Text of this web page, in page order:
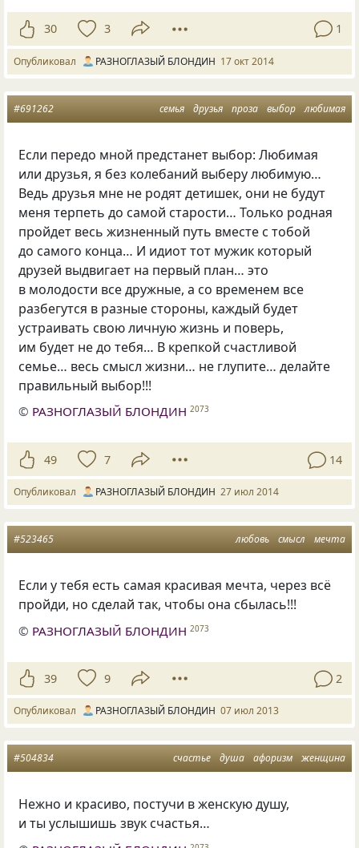
30 3 1
Опубликовал РАЗНОГЛАЗЫЙ БЛОНДИН 17 окт 2014
семья друзья проза выбор любимая
#691262
Если передо мной предстанет выбор: Любимая
или друзья, я без колебаний выберу любимую…
Ведь друзья мне не родят детишек, они не будут
меня терпеть до самой старости… Только родная
пройдет весь жизненный путь вместе с тобой
до самого конца… И идиот тот мужик который
друзей выдвигает на первый план… это
в молодости все дружные, а со временем все
разбегутся в разные стороны, каждый будет
устраивать свою личную жизнь и поверь,
им будет не до тебя… В крепкой счастливой
семье… весь смысл жизни… не глупите… делайте
правильный выбор!!!
© РАЗНОГЛАЗЫЙ БЛОНДИН 2073
49 7 14
Опубликовал РАЗНОГЛАЗЫЙ БЛОНДИН 27 июл 2014
любовь смысл мечта
#523465
Если у тебя есть самая красивая мечта, через всё
пройди, но сделай так, чтобы она сбылась!!!
© РАЗНОГЛАЗЫЙ БЛОНДИН 2073
39 9 2
Опубликовал РАЗНОГЛАЗЫЙ БЛОНДИН 07 июл 2013
счастье душа афоризм женщина
#504834
Нежно и красиво, постучи в женскую душу,
и ты услышишь звук счастья…